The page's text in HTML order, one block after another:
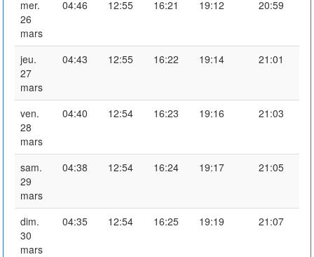
mer.
26
mars
04:46 12:55 16:21 19:12 20:59
jeu.
27
mars
04:43 12:55 16:22 19:14 21:01
ven.
28
mars
04:40 12:54 16:23 19:16 21:03
sam.
29
mars
04:38 12:54 16:24 19:17 21:05
dim.
30
mars
04:35 12:54 16:25 19:19 21:07